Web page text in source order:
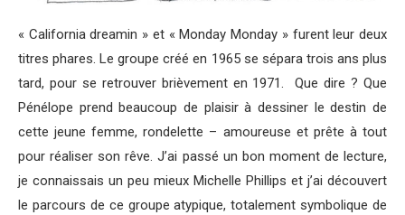
« California dreamin » et « Monday Monday » furent leur deux
titres phares. Le groupe créé en 1965 se sépara trois ans plus
tard, pour se retrouver brièvement en 1971. Que dire ? Que
Pénélope prend beaucoup de plaisir à dessiner le destin de
cette jeune femme, rondelette – amoureuse et prête à tout
pour réaliser son rêve. J’ai passé un bon moment de lecture,
je connaissais un peu mieux Michelle Phillips et j’ai découvert
le parcours de ce groupe atypique, totalement symbolique de